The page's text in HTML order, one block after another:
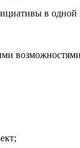
в одной